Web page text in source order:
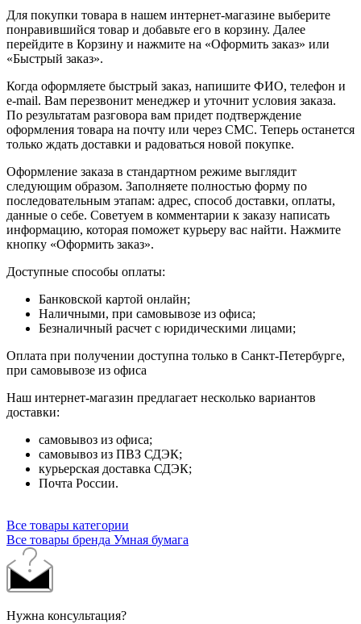
Для покупки товара в нашем интернет-магазине выберите
понравившийся товар и добавьте его в корзину. Далее
перейдите в Корзину и нажмите на «Оформить заказ» или
«Быстрый заказ».
Когда оформляете быстрый заказ, напишите ФИО, телефон и
e-mail. Вам перезвонит менеджер и уточнит условия заказа.
По результатам разговора вам придет подтверждение
оформления товара на почту или через СМС. Теперь останется
только ждать доставки и радоваться новой покупке.
Оформление заказа в стандартном режиме выглядит
следующим образом. Заполняете полностью форму по
последовательным этапам: адрес, способ доставки, оплаты,
данные о себе. Советуем в комментарии к заказу написать
информацию, которая поможет курьеру вас найти. Нажмите
кнопку «Оформить заказ».
Доступные способы оплаты:
Банковской картой онлайн;
Наличными, при самовывозе из офиса;
Безналичный расчет с юридическими лицами;
Оплата при получении доступна только в Санкт-Петербурге,
при самовывозе из офиса
Наш интернет-магазин предлагает несколько вариантов
доставки:
самовывоз из офиса;
самовывоз из ПВЗ СДЭК;
курьерская доставка СДЭК;
Почта России.
Все товары категории
Все товары бренда Умная бумага
Нужна консультация?